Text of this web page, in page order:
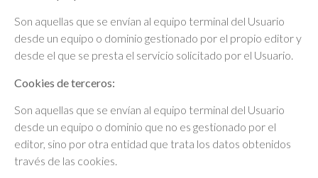
Son aquellas que se envían al equipo terminal del Usuario
desde un equipo o dominio gestionado por el propio editor y
desde el que se presta el servicio solicitado por el Usuario.
Cookies de terceros:
Son aquellas que se envían al equipo terminal del Usuario
desde un equipo o dominio que no es gestionado por el
editor, sino por otra entidad que trata los datos obtenidos
través de las cookies.